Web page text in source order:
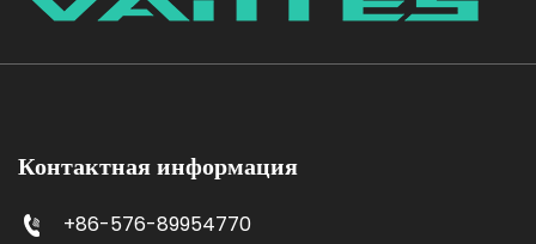
Контактная информация
+86-576-89954770